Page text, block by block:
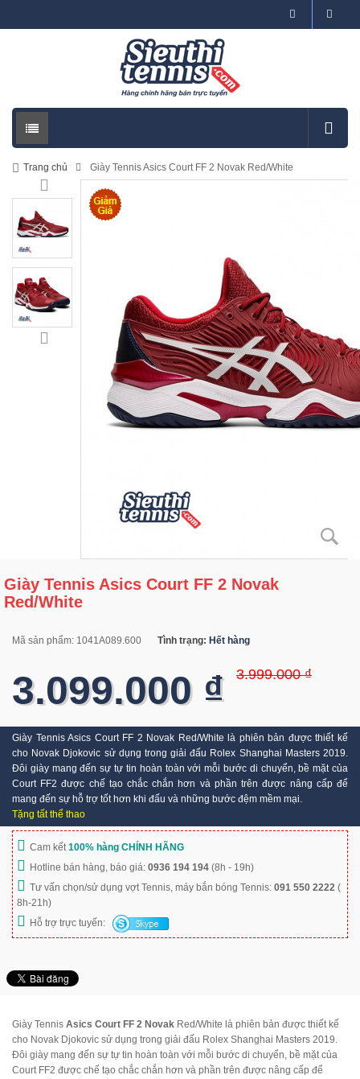
Trang chủ Giày Tennis Asics Court FF 2 Novak Red/White
Giày Tennis Asics Court FF 2 Novak
Red/White
Mã sản phẩm: 1041A089.600 Tình trạng: Hết hàng
3.999.000 ₫
3.099.000 ₫
Giày Tennis Asics Court FF 2 Novak Red/White là phiên bản được thiết kế
cho Novak Djokovic sử dụng trong giải đấu Rolex Shanghai Masters 2019.
Đôi giày mang đến sự tự tin hoàn toàn với mỗi bước di chuyển, bề mặt của
Court FF2 được chế tạo chắc chắn hơn và phần trên được nâng cấp để
mang đến sự hỗ trợ tốt hơn khi đấu và những bước đệm mềm mại.
Tặng tất thể thao
Cam kết100% hàng CHÍNH HÃNG
Hotline bán hàng, báo giá: 0936 194 194 (8h - 19h)
Tư vấn chọn/sử dụng vợt Tennis, máy bắn bóng Tennis: 091 550 2222 (
8h-21h)
Hỗ trợ trực tuyến:
Giày Tennis Asics Court FF 2 Novak Red/White là phiên bản được thiết kế
cho Novak Djokovic sử dụng trong giải đấu Rolex Shanghai Masters 2019.
Đôi giày mang đến sự tự tin hoàn toàn với mỗi bước di chuyển, bề mặt của
Court FF2 được chế tạo chắc chắn hơn và phần trên được nâng cấp để